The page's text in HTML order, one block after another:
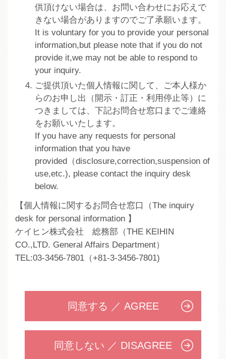
供頂けない場合は、お問い合わせにお応えで
きない場合がありますのでご了承願います。
It is voluntary for you to provide your personal
information,but please note that if you do not
provide it,we may not be able to respond to
your inquiry.
ご提供頂いた個人情報に関して、ご本人様か
らのお申し出（開示・訂正・利用停止等）に
つきましては、下記お問合せ窓口までご連絡
をお願いいたします。
If you have any requests for personal
information that you have
provided（disclosure,correction,suspension of
use,etc.), please contact the inquiry desk
below.
【個人情報に関するお問合せ窓口（The inquiry
desk for personal information 】
ケイヒン株式会社 総務部（THE KEIHIN
CO.,LTD. General Affairs Department）
TEL:03-3456-7801（+81-3-3456-7801)
同意する ／ AGREE
同意しない ／ DISAGREE